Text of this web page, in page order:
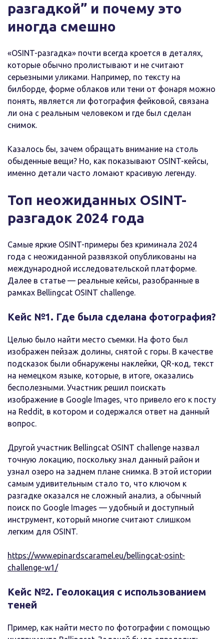
разгадкой” и почему это
иногда смешно
«OSINT-разгадка» почти всегда кроется в деталях,
которые обычно пролистывают и не считают
серьезными уликами. Например, по тексту на
билборде, форме облаков или тени от фонаря можно
понять, является ли фотография фейковой, связана
ли она с реальным человеком и где был сделан
снимок.
Казалось бы, зачем обращать внимание на столь
обыденные вещи? Но, как показывают OSINT-кейсы,
именно детали часто ломают красивую легенду.
Топ неожиданных OSINT-
разгадок 2024 года
Самые яркие OSINT-примеры без криминала 2024
года с неожиданной развязкой опубликованы на
международной исследовательской платформе.
Далее в статье — реальные кейсы, разобранные в
рамках Bellingcat OSINT challenge.
Кейс №1. Где была сделана фотография?
Целью было найти место съемки. На фото был
изображен пейзаж долины, снятой с горы. В качестве
подсказок были обнаружены наклейки, QR-код, текст
на немецком языке, которые, в итоге, оказались
бесполезными. Участник решил поискать
изображение в Google Images, что привело его к посту
на Reddit, в котором и содержался ответ на данный
вопрос.
Другой участник Bellingcat OSINT challenge назвал
точную локацию, поскольку знал данный район и
узнал озеро на заднем плане снимка. В этой истории
самым удивительным стало то, что ключом к
разгадке оказался не сложный анализ, а обычный
поиск по Google Images — удобный и доступный
инструмент, который многие считают слишком
легким для OSINT.
https://www.epinardscaramel.eu/bellingcat-osint-
challenge-w1/
Кейс №2. Геолокация с использованием
теней
Пример, как найти место по фотографии с помощью